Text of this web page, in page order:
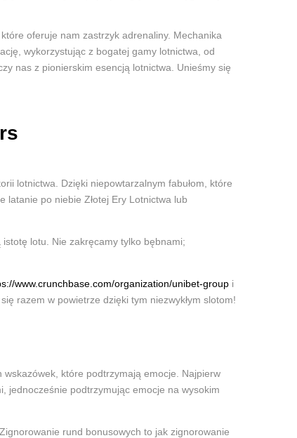
oferuje nam zastrzyk adrenaliny. Mechanika
wykorzystując z bogatej gamy lotnictwa, od
nas z pionierskim esencją lotnictwa. Unieśmy się
lotnictwa. Dzięki niepowtarzalnym fabułom, które
latanie po niebie Złotej Ery Lotnictwa lub
lotu. Nie zakręcamy tylko bębnami;
www.crunchbase.com/organization/unibet-group i
razem w powietrze dzięki tym niezwykłym slotom!
które podtrzymają emocje. Najpierw
jednocześnie podtrzymując emocje na wysokim
rund bonusowych to jak zignorowanie